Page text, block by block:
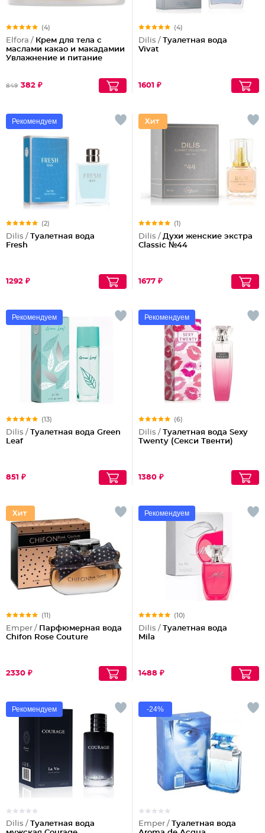
(4)
Elfora / Крем для тела с
маслами какао и макадамии
Увлажнение и питание
849 382 ₽
(4)
Dilis / Туалетная вода
Vivat
1601 ₽
Рекомендуем
(2)
Dilis / Туалетная вода
Fresh
1292 ₽
(1)
Dilis / Духи женские экстра
Classic №44
1677 ₽
Рекомендуем
(13)
Dilis / Туалетная вода Green
Leaf
851 ₽
Рекомендуем
(6)
Dilis / Туалетная вода Sexy
Twenty (Секси Твенти)
1380 ₽
(11)
Emper / Парфюмерная вода
Chifon Rose Couture
2330 ₽
Рекомендуем
(10)
Dilis / Туалетная вода
Mila
1488 ₽
Рекомендуем
Dilis / Туалетная вода
-24%
Emper / Туалетная вода